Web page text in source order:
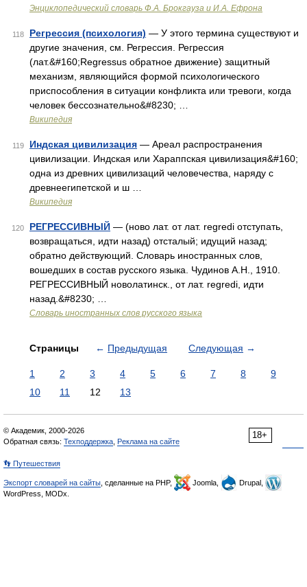
Энциклопедический словарь Ф.А. Брокгауза и И.А. Ефрона
118 Регрессия (психология) — У этого термина существуют и
другие значения, см. Регрессия. Регрессия
(лат.&#160;Regressus обратное движение) защитный
механизм, являющийся формой психологического
приспособления в ситуации конфликта или тревоги, когда
человек бессознательно&#8230; …
Википедия
119 Индская цивилизация — Ареал распространения
цивилизации. Индская или Хараппская цивилизация&#160;
одна из древних цивилизаций человечества, наряду с
древнеегипетской и ш …
Википедия
120 РЕГРЕССИВНЫЙ — (ново лат. от лат. regredi отступать,
возвращаться, идти назад) отсталый; идущий назад;
обратно действующий. Словарь иностранных слов,
вошедших в состав русского языка. Чудинов А.Н., 1910.
РЕГРЕССИВНЫЙ новолатинск., от лат. regredi, идти
назад.&#8230; …
Словарь иностранных слов русского языка
Страницы ← Предыдущая Следующая →
1 2 3 4 5 6 7 8
9
10
11 12 13
18+
© Академик, 2000-2026
Обратная связь: Техподдержка Реклама на сайте
👣 Путешествия
Экспорт словарей на сайты , сделанные на PHP, Joomla,
Drupal,
WordPress, MODx.